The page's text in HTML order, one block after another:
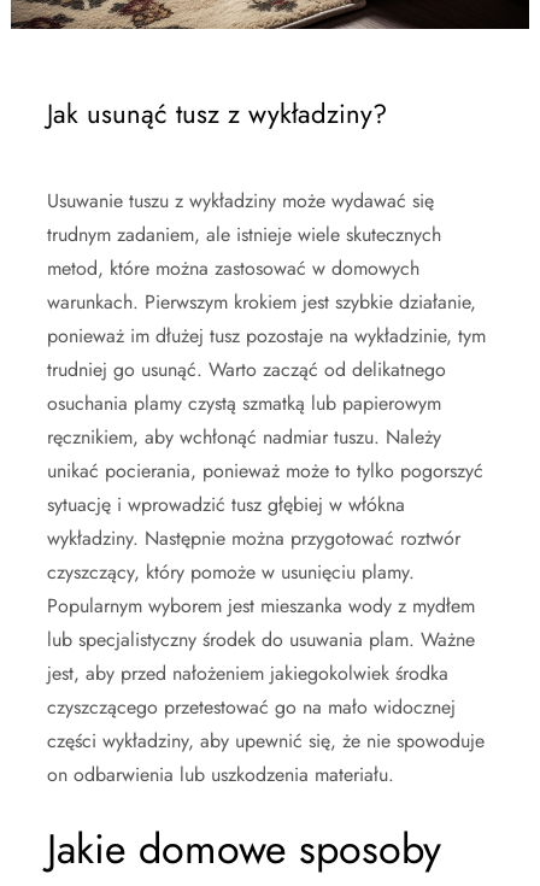
Jak usunąć tusz z wykładziny?
Usuwanie tuszu z wykładziny może wydawać się
trudnym zadaniem, ale istnieje wiele skutecznych
metod, które można zastosować w domowych
warunkach. Pierwszym krokiem jest szybkie działanie,
ponieważ im dłużej tusz pozostaje na wykładzinie, tym
trudniej go usunąć. Warto zacząć od delikatnego
osuchania plamy czystą szmatką lub papierowym
ręcznikiem, aby wchłonąć nadmiar tuszu. Należy
unikać pocierania, ponieważ może to tylko pogorszyć
sytuację i wprowadzić tusz głębiej w włókna
wykładziny. Następnie można przygotować roztwór
czyszczący, który pomoże w usunięciu plamy.
Popularnym wyborem jest mieszanka wody z mydłem
lub specjalistyczny środek do usuwania plam. Ważne
jest, aby przed nałożeniem jakiegokolwiek środka
czyszczącego przetestować go na mało widocznej
części wykładziny, aby upewnić się, że nie spowoduje
on odbarwienia lub uszkodzenia materiału.
Jakie domowe sposoby